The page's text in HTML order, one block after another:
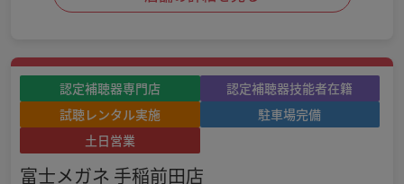
認定補聴器専門店
認定補聴器技能者在籍
試聴レンタル実施
駐車場完備
土日営業
富士メガネ 手稲前田店